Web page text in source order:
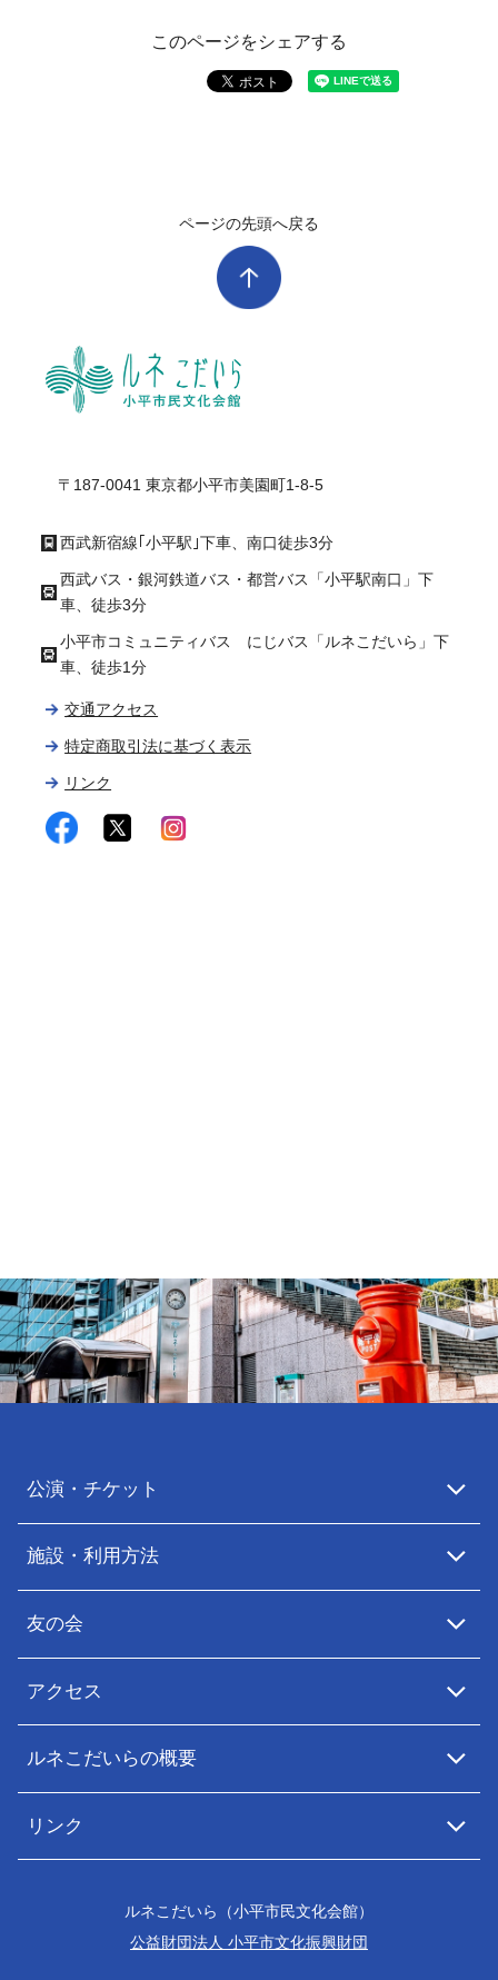
このページをシェアする
ページの先頭へ戻る
〒187-0041 東京都小平市美園町1-8-5
西武新宿線｢小平駅｣下車、南口徒歩3分
西武バス・銀河鉄道バス・都営バス「小平駅南口」下
車、徒歩3分
小平市コミュニティバス にじバス「ルネこだいら」下
車、徒歩1分
交通アクセス
特定商取引法に基づく表示
リンク
facebooktwitter
公演・チケット
施設・利用方法
友の会
アクセス
ルネこだいらの概要
リンク
ルネこだいら（小平市民文化会館）
公益財団法人 小平市文化振興財団